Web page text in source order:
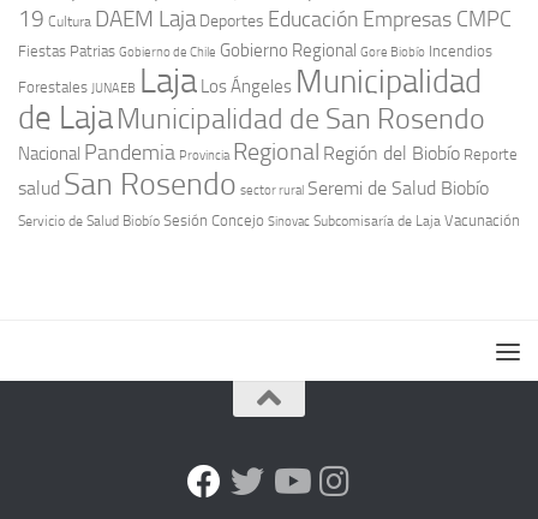
19 Cultura DAEM Laja Deportes Educación Empresas CMPC
Fiestas Patrias Gobierno de Chile Gobierno Regional Gore Biobío Incendios
Forestales JUNAEB Laja Los Ángeles Municipalidad
de LajaMunicipalidad de San Rosendo
Nacional Pandemia Provincia Regional Región del Biobío Reporte
salud San Rosendo sector rural Seremi de Salud Biobío
Servicio de Salud Biobío Sesión Concejo Sinovac Subcomisaría de Laja Vacunación